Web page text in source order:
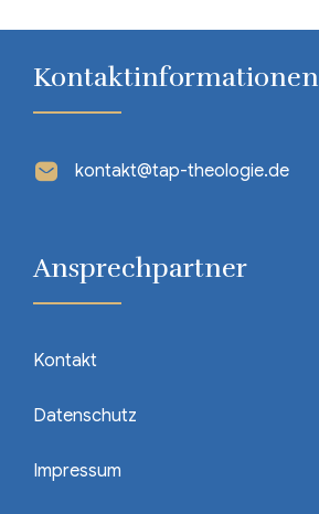
Kontaktinformationen
kontakt@tap-theologie.de
Ansprechpartner
Kontakt
Datenschutz
Impressum